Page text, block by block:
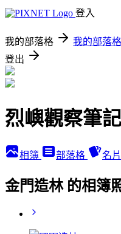
登入
我的部落格 我的部落
登出
烈嶼觀察筆記
相簿 部落格 名片
金門造林 的相簿